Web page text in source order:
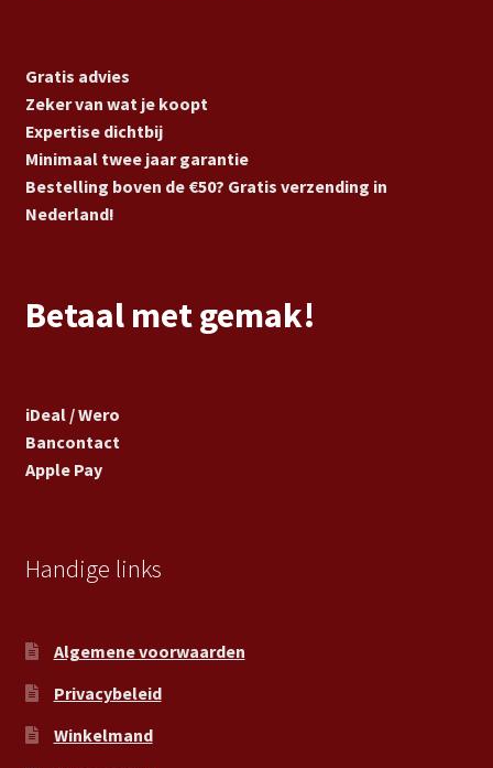
Gratis advies
Zeker van wat je koopt
Expertise dichtbij
Minimaal twee jaar garantie
Bestelling boven de €50? Gratis verzending in
Nederland!
Betaal met gemak!
iDeal / Wero
Bancontact
Apple Pay
Handige links
Algemene voorwaarden
Privacybeleid
Winkelmand